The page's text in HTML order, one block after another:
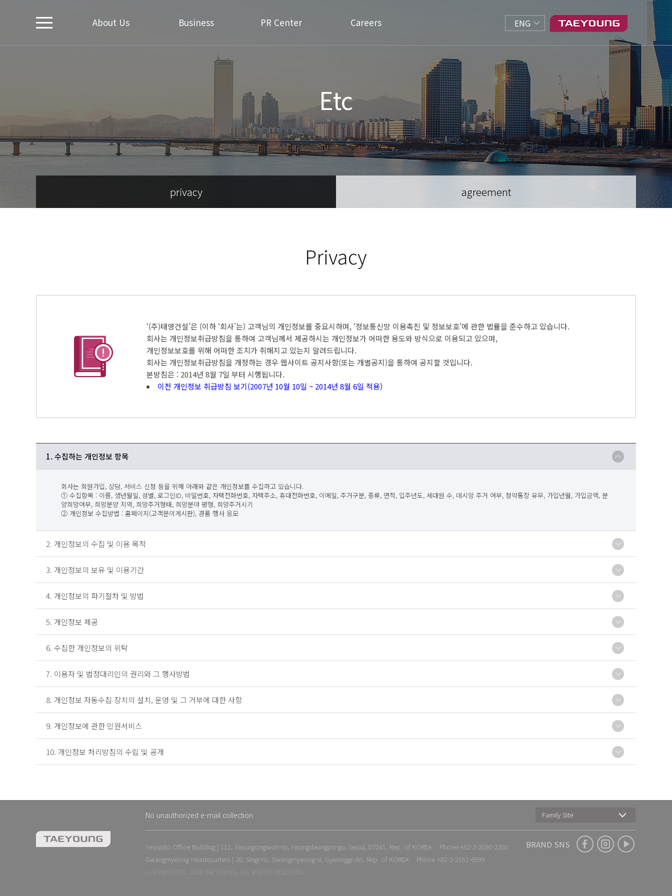
About Us Business PR Center Careers ENG
Etc
privacy agreement
Privacy
‘(주)태영건설’은 (이하 ‘회사’는) 고객님의 개인정보를 중요시하며, ‘정보통신망 이용촉진 및 정보보호’에 관한 법률을 준수하고 있습니다.
회사는 개인정보취급방침을 통하여 고객님께서 제공하시는 개인정보가 어떠한 용도와 방식으로 이용되고 있으며,
개인정보보호를 위해 어떠한 조치가 취해지고 있는지 알려드립니다.
회사는 개인정보취급방침을 개정하는 경우 웹사이트 공지사항(또는 개별공지)을 통하여 공지할 것입니다.
본방침은 : 2014년 8월 7일 부터 시행됩니다.
이전 개인정보 취급방침 보기(2007년 10월 10일 ~ 2014년 8월 6일 적용)
1. 수집하는 개인정보 항목
회사는 회원가입, 상담, 서비스 신청 등을 위해 아래와 같은 개인정보를 수집하고 있습니다.
① 수집항목 : 이름, 생년월일, 성별, 로그인ID, 비밀번호, 자택전화번호, 자택주소, 휴대전화번호, 이메일, 주거구분, 종류, 면적, 입주년도, 세대원 수, 데시앙 주거 여부, 청약통장 유무, 가입년월, 가입금액, 분
양희망여부, 희망분양 지역, 희망주거형태, 희망분야 평형, 희망주거시기
② 개인정보 수집방법 : 홈페이지(고객문의게시판), 경품 행사 응모
2. 개인정보의 수집 및 이용 목적
3. 개인정보의 보유 및 이용기간
4. 개인정보의 파기절차 및 방법
5. 개인정보 제공
6. 수집한 개인정보의 위탁
7. 이용자 및 법정대리인의 권리와 그 행사방법
8. 개인정보 자동수집 장치의 설치, 운영 및 그 거부에 대한 사항
9. 개인정보에 관한 민원서비스
10. 개인정보 처리방침의 수립 및 공개
No unauthorized e-mail collection Family Site
Yeouido Office Building | 111, Yeouigongwon-ro, Yeongdeungpo-gu, Seoul, 07241, Rep. of KOREA Phone +82-2-2090-2200
Gwangmyeong Headquarters | 20, Singi-ro, Gwangmyeong-si, Gyeonggi-do, Rep. of KOREA Phone +82-2-2151-6999
COPYRIGHT(C) 2019 TAEYOUNG, ALL RIGHTS RESERVED
BRAND SNS